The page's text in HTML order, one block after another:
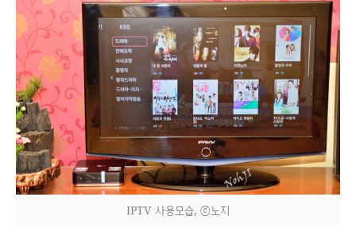
IPTV 사용모습, ⓒ노지